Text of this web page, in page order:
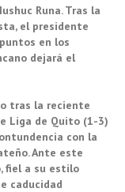
Runa. Tras la
el presidente
en los
dejará el
tras la reciente
Liga de Quito (1-3)
con la
Ante este
fiel a su estilo
caducidad